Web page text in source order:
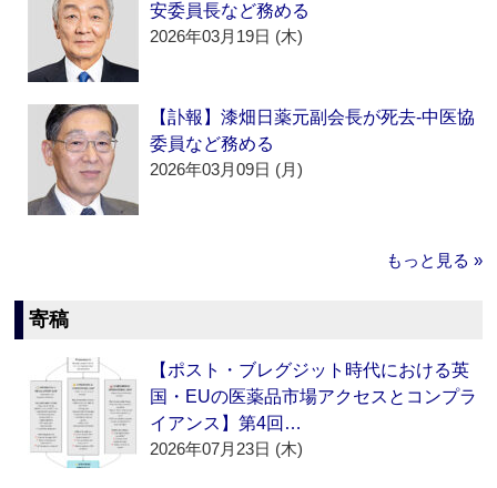
安委員長など務める
2026年03月19日 (木)
【訃報】漆畑日薬元副会長が死去‐中医協
委員など務める
2026年03月09日 (月)
もっと見る »
寄稿
【ポスト・ブレグジット時代における英
国・EUの医薬品市場アクセスとコンプラ
イアンス】第4回…
2026年07月23日 (木)